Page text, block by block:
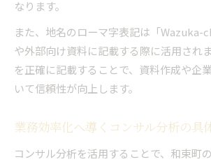
コンサル比較で京都府内の和
業務効率向上に直結するコン
和束町周辺のコンサル情報整
京都府でのコンサル選定に強い
漢字やローマ字表記も押さえるコツ
コンサル業務で役立つ和束町
なります。
また、地名のローマ字表記は「Wazuka-
や外部向け資料に記載する際に活用され
を正確に記載することで、資料作成や企
いて信頼性が向上します。
業務効率化へ導くコンサル分析の具
コンサル分析を活用することで、和束町